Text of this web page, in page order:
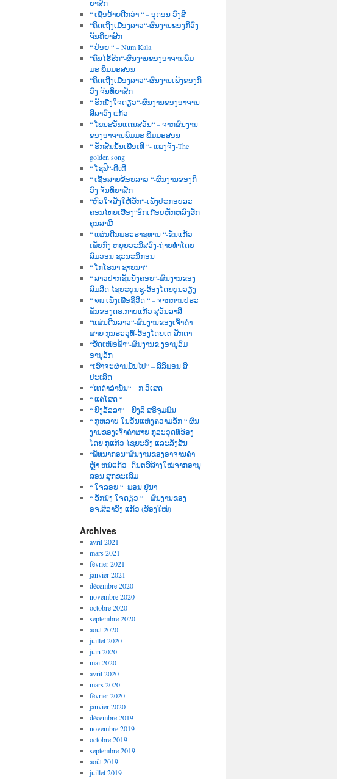
ຍາສັກ
“ ເຊື່ອອ້າຍດີກວ່າ “ – ອຸດອນ ວົງສີ
“ຄິດເຖິງເມືອງລາວ“-ຜົນງານຂອງກິວົງ
ຈັນທິຍາສັກ
“ ປ່ອຍ “ – Num Kala
“ຄົນໄຮ້ຮັກ“-ຜົນງານຂອງອາຈານພົມ
ມະ ພິມມະສອນ
“ຄິດເຖີງເມືອງລາວ“-ຜົນງານເພັງຂອງກິ
ວົງ ຈັນທິຍາສັກ
“ ຮັກນື່ງໃຈດຽວ“-ຜົນງານຂອງອາຈານ
ສີລາວົງ ແກ້ວ
“ ໂພນສວັນແດນສວັນ“ – ຈາກຜົນງານ
ຂອງອາຈານພົມມະ ພິມມະສອນ
“ ຮັກສັນນັ້ນເພື່ອເທີ “- ແພງຈັງ-The
golden song
“ ໂຊຟີ“-ຕີເຕີ
“ ເຊື້ອສາຍຂ້ອຍລາວ “-ຜົນງານຂອງກິ
ວົງ ຈັນທິຍາສັກ
“ຫົວໃຈສັ່ງໃຫ້ຮັກ“-ເພັງປະກອບລະ
ຄອນໄທຍເຮື່ອງ“ອົກເກືອບຫັກຫລົງຮັກ
ຄຸນສາມີ
“ ແຜ່ນດີນພຣະຣາຊທານ “-ຂັນແກ້ວ
ເພັຍກົງ ຫຍຸຍວະນິສວົງ-ຖ່າຍທຳໂດຍ
ສົມວອນ ຊະນະນິກອນ
“ ໂກໂຣນາ ຊາຍນາ“
“ ສາວປາກຊັນຍັງຄອຍ“-ຜົນງານຂອງ
ສົມລີດ ໄຊຍະບຸນຊູ-ຮ້ອງໂດຍບຸນວຽງ
“ ໑໙ ເພັງເພື່ອຊິວີດ “ – ຈາກການປຣະ
ພັນຂອງດຣ.ກາບແກ້ວ ສຸວັນລາສີ
“ແຜ່ນດີນລາວ“-ຜົນງານຂອງເຈົ້າຄຳ
ຜາຍ ກຸນຣະວຸທ໌-ຮ້ອງໂດຍເຕ ສັກດາ
“ຮັດເໜືອຟ້າ“-ຜົນງານຂ ງອານຸລົມ
ອານຸລັກ
“ເຮົາຈະຜ່ານມັນໄປ“ – ສີລິພອນ ສີ
ປະເສີດ
“ໄທດຳລຳພັນ“ – ກ.ວິເສດ
“ ແຄ່ໂສດ “
“ ຍີງລັ້ລລາ“ – ຍີງລີ ສຣີຈຸມພົນ
“ ກຸຫລາບ ໃນວັນແຫ່ງຄວາມຮັກ “ ຜົນ
ງານຂອງເຈົ້າຄຳຜາຍ ກຸລະວຸດທ໌ຮ້ອງ
ໂດຍ ກຸແກ້ວ ໄຊຍະວົງ ແລະລັງສັນ
“ພັທນາກອນ”ຜົນງານຂອງອາຈານຄຳ
ຫຼ້າ ຫນໍແກ້ວ -ດົນຕຮີສ້າງໃໝ່ຈາກອານຸ
ສອນ ສຸກຂະເສີມ
“ ໃຈລອຍ “ -ພອນ ຢູ່ນາ
“ ຮັກນື່ງ ໃຈດຽວ “ – ຜົນງານຂອງ
ອຈ.ສີລາວົງ ແກ້ວ (ຮ້ອງໃໝ່)
Archives
avril 2021
mars 2021
février 2021
janvier 2021
décembre 2020
novembre 2020
octobre 2020
septembre 2020
août 2020
juillet 2020
juin 2020
mai 2020
avril 2020
mars 2020
février 2020
janvier 2020
décembre 2019
novembre 2019
octobre 2019
septembre 2019
août 2019
juillet 2019